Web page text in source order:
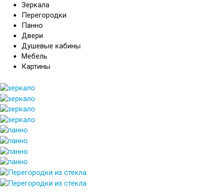
Зеркала
Перегородки
Панно
Двери
Душевые кабины
Мебель
Картины